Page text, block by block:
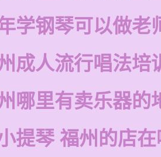
学钢琴可以做老
成人流行唱法培
哪里有卖乐器的
提琴 福州的店